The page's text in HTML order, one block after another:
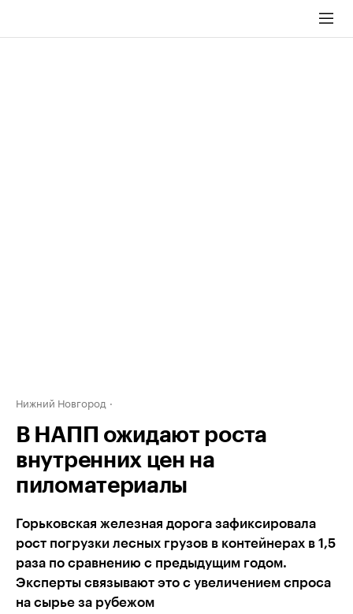
Нижний Новгород
В НАПП ожидают роста
внутренних цен на
пиломатериалы
Горьковская железная дорога зафиксировала
рост погрузки лесных грузов в контейнерах в 1,5
раза по сравнению с предыдущим годом.
Эксперты связывают это с увеличением спроса
на сырье за рубежом